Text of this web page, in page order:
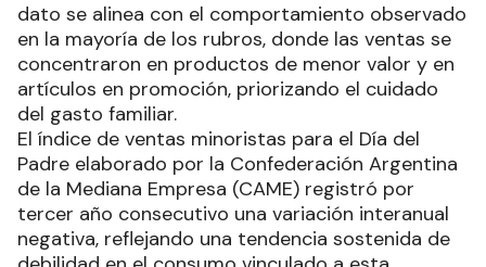
dato se alinea con el comportamiento observado
en la mayoría de los rubros, donde las ventas se
concentraron en productos de menor valor y en
artículos en promoción, priorizando el cuidado
del gasto familiar.
El índice de ventas minoristas para el Día del
Padre elaborado por la Confederación Argentina
de la Mediana Empresa (CAME) registró por
tercer año consecutivo una variación interanual
negativa, reflejando una tendencia sostenida de